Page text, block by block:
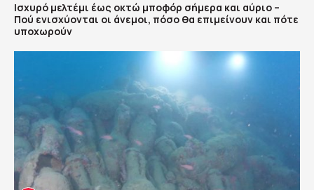
Ισχυρό μελτέμι έως οκτώ μποφόρ σήμερα και αύριο –
Πού ενισχύονται οι άνεμοι, πόσο θα επιμείνουν και πότε
υποχωρούν